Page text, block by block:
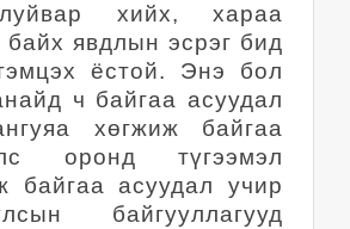
хийх, хараа
байх явдлын эсрэг бид
ёстой. Энэ бол
ч байгаа асуудал
хөгжиж байгаа
оронд түгээмэл
байгаа асуудал учир
байгууллагууд